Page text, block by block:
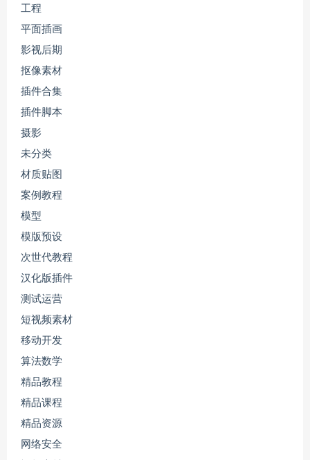
工程
平面插画
影视后期
抠像素材
插件合集
插件脚本
摄影
未分类
材质贴图
案例教程
模型
模版预设
次世代教程
汉化版插件
测试运营
短视频素材
移动开发
算法数学
精品教程
精品课程
精品资源
网络安全